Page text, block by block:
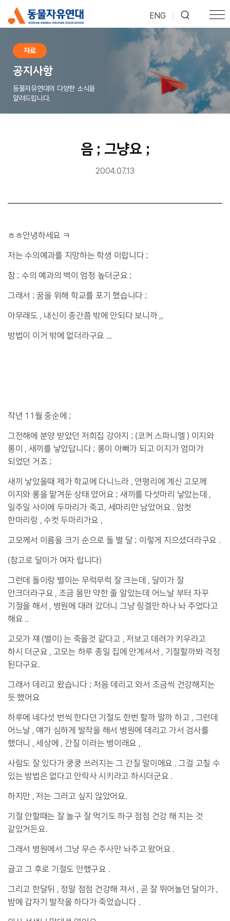
ENG
자료
공지사항
동물자유연대의 다양한 소식을
알려드립니다.
음 ; 그냥요 ;
2004.07.13
ㅎㅎ안녕하세요 ㅋ
저는 수의예과를 지망하는 학생 이랍니다 ;
참 ; 수의 예과의 벽이 엄청 높더군요 ;
그래서 ; 꿈을 위해 학교를 포기 했습니다 ;
아무래도 , 내신이 중간쯤 밖에 안되다 보니까 ,,
방법이 이거 밖에 없더라구요 ...
작년 11월 중순에 ;
그전해에 분양 받았던 저희집 강아지 ; (코커 스파니엘 ) 이지와
롱이 , 새끼를 낳았답니다 ; 롱이 아빠가 되고 이지가 엄마가
되었던 거죠 ;
새끼 낳았을때 제가 학교에 다니느라 , 연평리에 계신 고모께
이지와 롱을 맡겨둔 상태 였어요 ; 새끼를 다섯마리 낳았는데 ,
일주일 사이에 두마리가 죽고, 세마리만 남았어요 . 암컷
한마리랑 , 수컷 두마리가요 ,
고모께서 이름을 크기 순으로 돌 별 달 ; 이렇게 지으셨더라구요 .
(참고로 달이가 여자 랍니다)
그런데 돌이랑 별이는 무럭무럭 잘 크는데 , 달이가 잘
안크더라구요 , 조금 몸만 약한 줄 알았는데 어느날 부터 자꾸
기절을 해서 , 병원에 대려 갔더니 그냥 링겔만 하나 놔 주었다고
해요 ..
고모가 쟤 (별이) 는 죽을것 같다고 , 저보고 데려가 키우라고
하시 더군요 , 고모는 하루 종일 집에 안계셔서 , 기절할까봐 걱정
된다구요.
그래서 데리고 왔습니다 ; 처음 데리고 와서 조금씩 건강해지는
듯 했어요
하루에 네다섯 번씩 한다던 기절도 한번 할까 말까 하고 , 그런데
어느날 , 얘가 심하게 발작을 해서 병원에 데리고 가서 검사를
했더니 , 세상에 , 간질 이라는 병이래요 ,
사람도 잘 있다가 쿵쿵 쓰러지는 그 간질 말이에요 . 그걸 고칠 수
있는 방법은 없다고 안락사 시키라고 하시더군요 .
하지만 , 저는 그러고 싶지 않았어요.
기절 안할때는 잘 놀구 잘 먹기도 하구 점점 건강 해 지는 것
같았거든요.
그래서 병원에서 그냥 무슨 주사만 놔주고 왔어요 .
글고 그 후로 기절도 안했구요 .
그리고 한달뒤 , 정말 점점 건강해 져서 , 곧 잘 뛰어놀던 달이가 ,
밤에 갑자기 발작을 하다가 죽었습니다 .